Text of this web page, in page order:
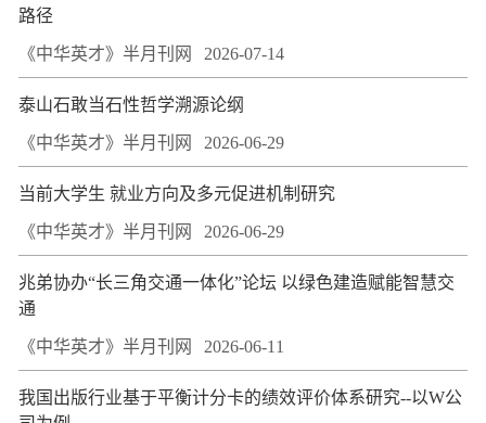
路径
《中华英才》半月刊网 2026-07-14
泰山石敢当石性哲学溯源论纲
《中华英才》半月刊网 2026-06-29
当前大学生 就业方向及多元促进机制研究
《中华英才》半月刊网 2026-06-29
兆弟协办“长三角交通一体化”论坛 以绿色建造赋能智慧交
通
《中华英才》半月刊网 2026-06-11
我国出版行业基于平衡计分卡的绩效评价体系研究--以W公